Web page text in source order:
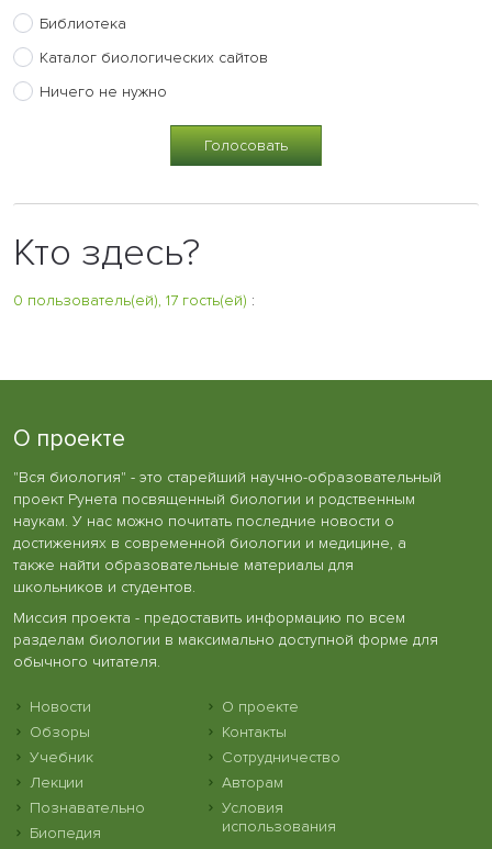
Библиотека
Каталог биологических сайтов
Ничего не нужно
Кто здесь?
0 пользователь(ей), 17 гость(ей) :
О проекте
"Вся биология" - это старейший научно-образовательный
проект Рунета посвященный биологии и родственным
наукам. У нас можно почитать последние новости о
достижениях в современной биологии и медицине, а
также найти образовательные материалы для
школьников и студентов.
Миссия проекта - предоставить информацию по всем
разделам биологии в максимально доступной форме для
обычного читателя.
Новости
Обзоры
Учебник
Лекции
Познавательно
Биопедия
О проекте
Контакты
Сотрудничество
Авторам
Условия
использования